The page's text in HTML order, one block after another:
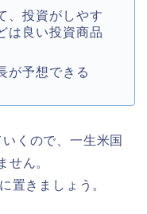
、投資がしやす
は良い投資商品
が予想できる
くので、一生米国
せん。
置きましょう。